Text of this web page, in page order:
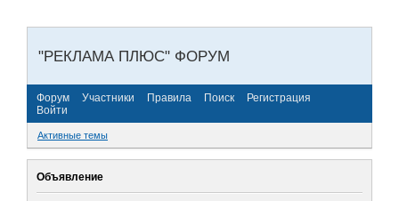
"РЕКЛАМА ПЛЮС" ФОРУМ
Форум Участники Правила Поиск
Регистрация
Войти
Активные темы
Объявление